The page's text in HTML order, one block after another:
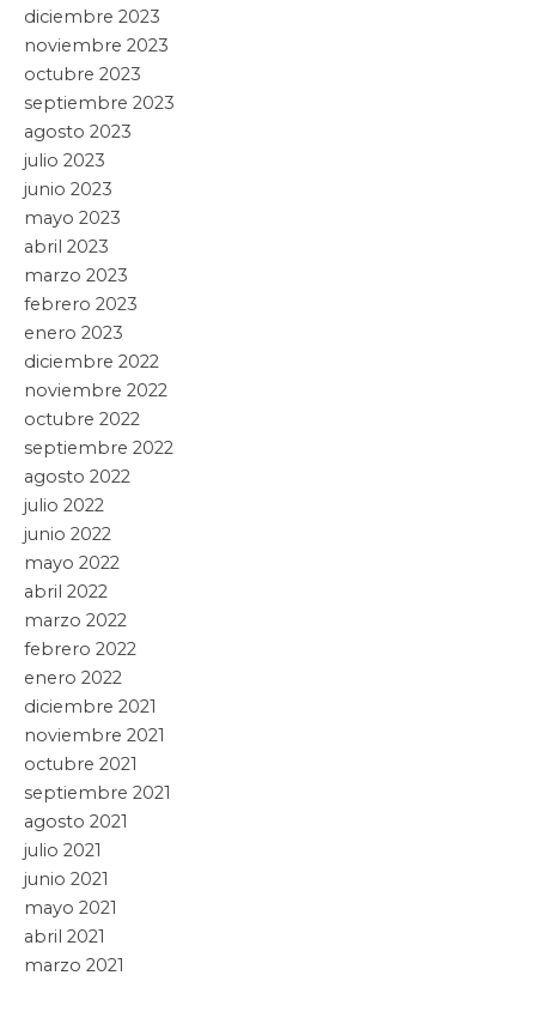
diciembre 2023
noviembre 2023
octubre 2023
septiembre 2023
agosto 2023
julio 2023
junio 2023
mayo 2023
abril 2023
marzo 2023
febrero 2023
enero 2023
diciembre 2022
noviembre 2022
octubre 2022
septiembre 2022
agosto 2022
julio 2022
junio 2022
mayo 2022
abril 2022
marzo 2022
febrero 2022
enero 2022
diciembre 2021
noviembre 2021
octubre 2021
septiembre 2021
agosto 2021
julio 2021
junio 2021
mayo 2021
abril 2021
marzo 2021